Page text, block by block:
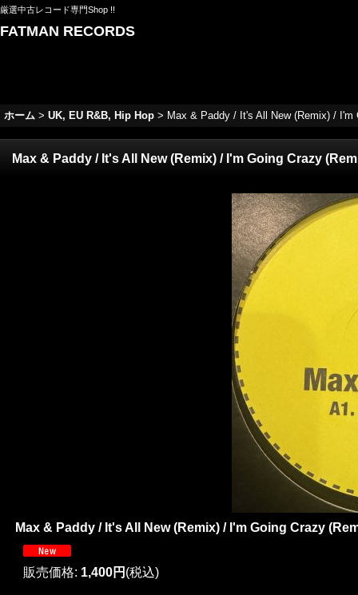
厳選中古レコード専門Shop !!
FATMAN RECORDS
ホーム > UK, EU R&B, Hip Hop > Max & Paddy / It's All New (Remix) / I'm
Max & Paddy / It's All New (Remix) / I'm Going Crazy
Max & Paddy / It's All New (Remix) / I'm Going Crazy
販売価格: 1,400円 (税込)